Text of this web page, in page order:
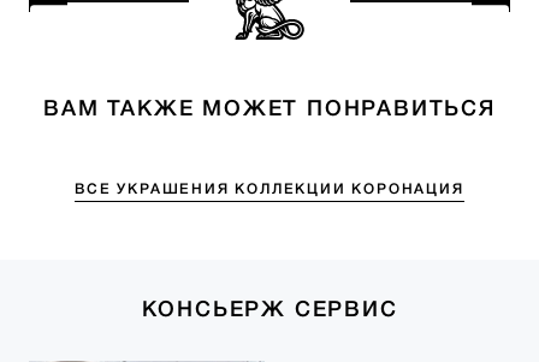
ВАМ ТАКЖЕ МОЖЕТ ПОНРАВИТЬСЯ
ВСЕ УКРАШЕНИЯ КОЛЛЕКЦИИ КОРОНАЦИЯ
КОНСЬЕРЖ СЕРВИС